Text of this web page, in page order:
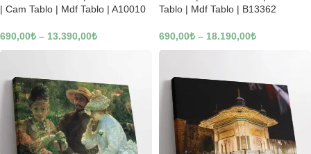
| Cam Tablo | Mdf Tablo | A10010
690,00₺ – 13.390,00₺
Tablo | Mdf Tablo | B13362
690,00₺ – 18.190,00₺